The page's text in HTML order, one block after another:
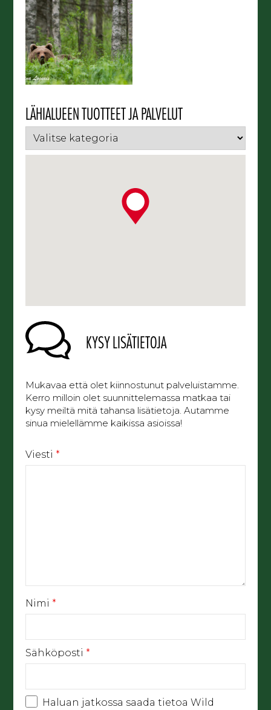
LÄHIALUEEN TUOTTEET JA PALVELUT
KYSY LISÄTIETOJA
Mukavaa että olet kiinnostunut palveluistamme.
Kerro milloin olet suunnittelemassa matkaa tai
kysy meiltä mitä tahansa lisätietoja. Autamme
sinua mielellämme kaikissa asioissa!
Viesti *
Nimi *
Sähköposti *
Haluan jatkossa saada tietoa Wild